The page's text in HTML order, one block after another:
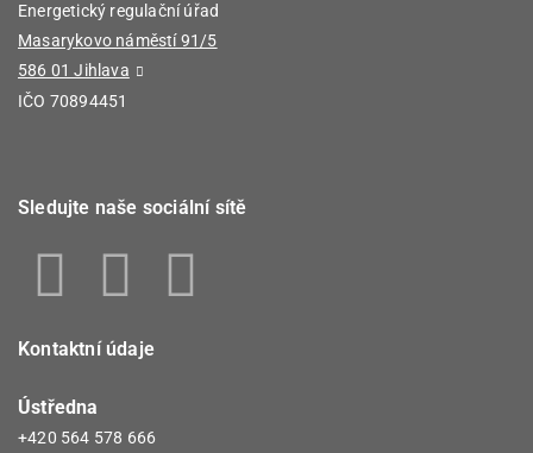
Energetický regulační úřad
Masarykovo náměstí 91/5
586 01 Jihlava
IČO 70894451
Sledujte naše sociální sítě
Kontaktní údaje
Ústředna
+420 564 578 666